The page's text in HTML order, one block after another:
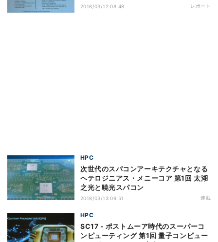
2018/03/12 08:48 レポート
HPC
次世代のスパコンアーキテクチャとなる
ヘテロジニアス・メニーコア 第1回 太湖
之光と暁光スパコン
2018/03/13 09:51 連載
HPC
SC17 - ポストムーア時代のスーパーコ
ンピューティング 第1回 量子コンピュー